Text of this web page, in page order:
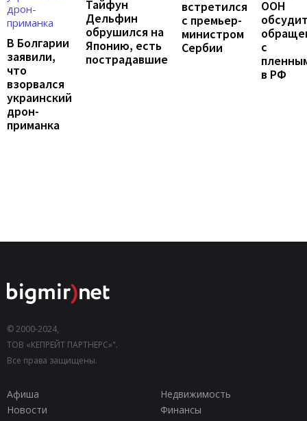
В Болгарии
заявили,
что
взорвался
украинский
дрон-
приманка
Тайфун
Дельфин
обрушился на
Японию, есть
пострадавшие
встретился
с премьер-
министром
Сербии
ООН
с
в РФ
© 2000-2024,
ТОВ «КЕПРЕЙТ ПАРТНЕРС»".
Все права защищены.
Афиша
Недвижимость
Новости
Финансы